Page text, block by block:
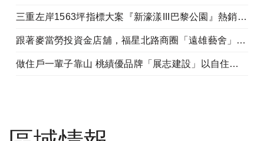
三重左岸1563坪指標大案『新濠漾III巴黎公園』熱銷開工
跟著麥當勞投資金店舖，福星北路商圈「遠雄藝舍」金店炙手可熱
做住戶一輩子靠山 桃績優品牌「展志建設」以自住心蓋房